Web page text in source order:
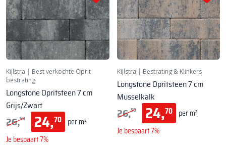
Kijlstra | Best verkochte Oprit
bestrating
Longstone Opritsteen 7 cm
Grijs/Zwart
26,50 24,70 per m²
Je bespaart 7%
Kijlstra | Bestrating & Klinkers
Longstone Opritsteen 7 cm
Musselkalk
26,50 24,70
per m²
Je bespaart 7%